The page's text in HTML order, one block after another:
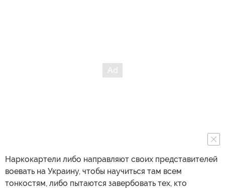
Наркокартели либо направляют своих представителей
воевать на Украину, чтобы научиться там всем
тонкостям, либо пытаются завербовать тех, кто